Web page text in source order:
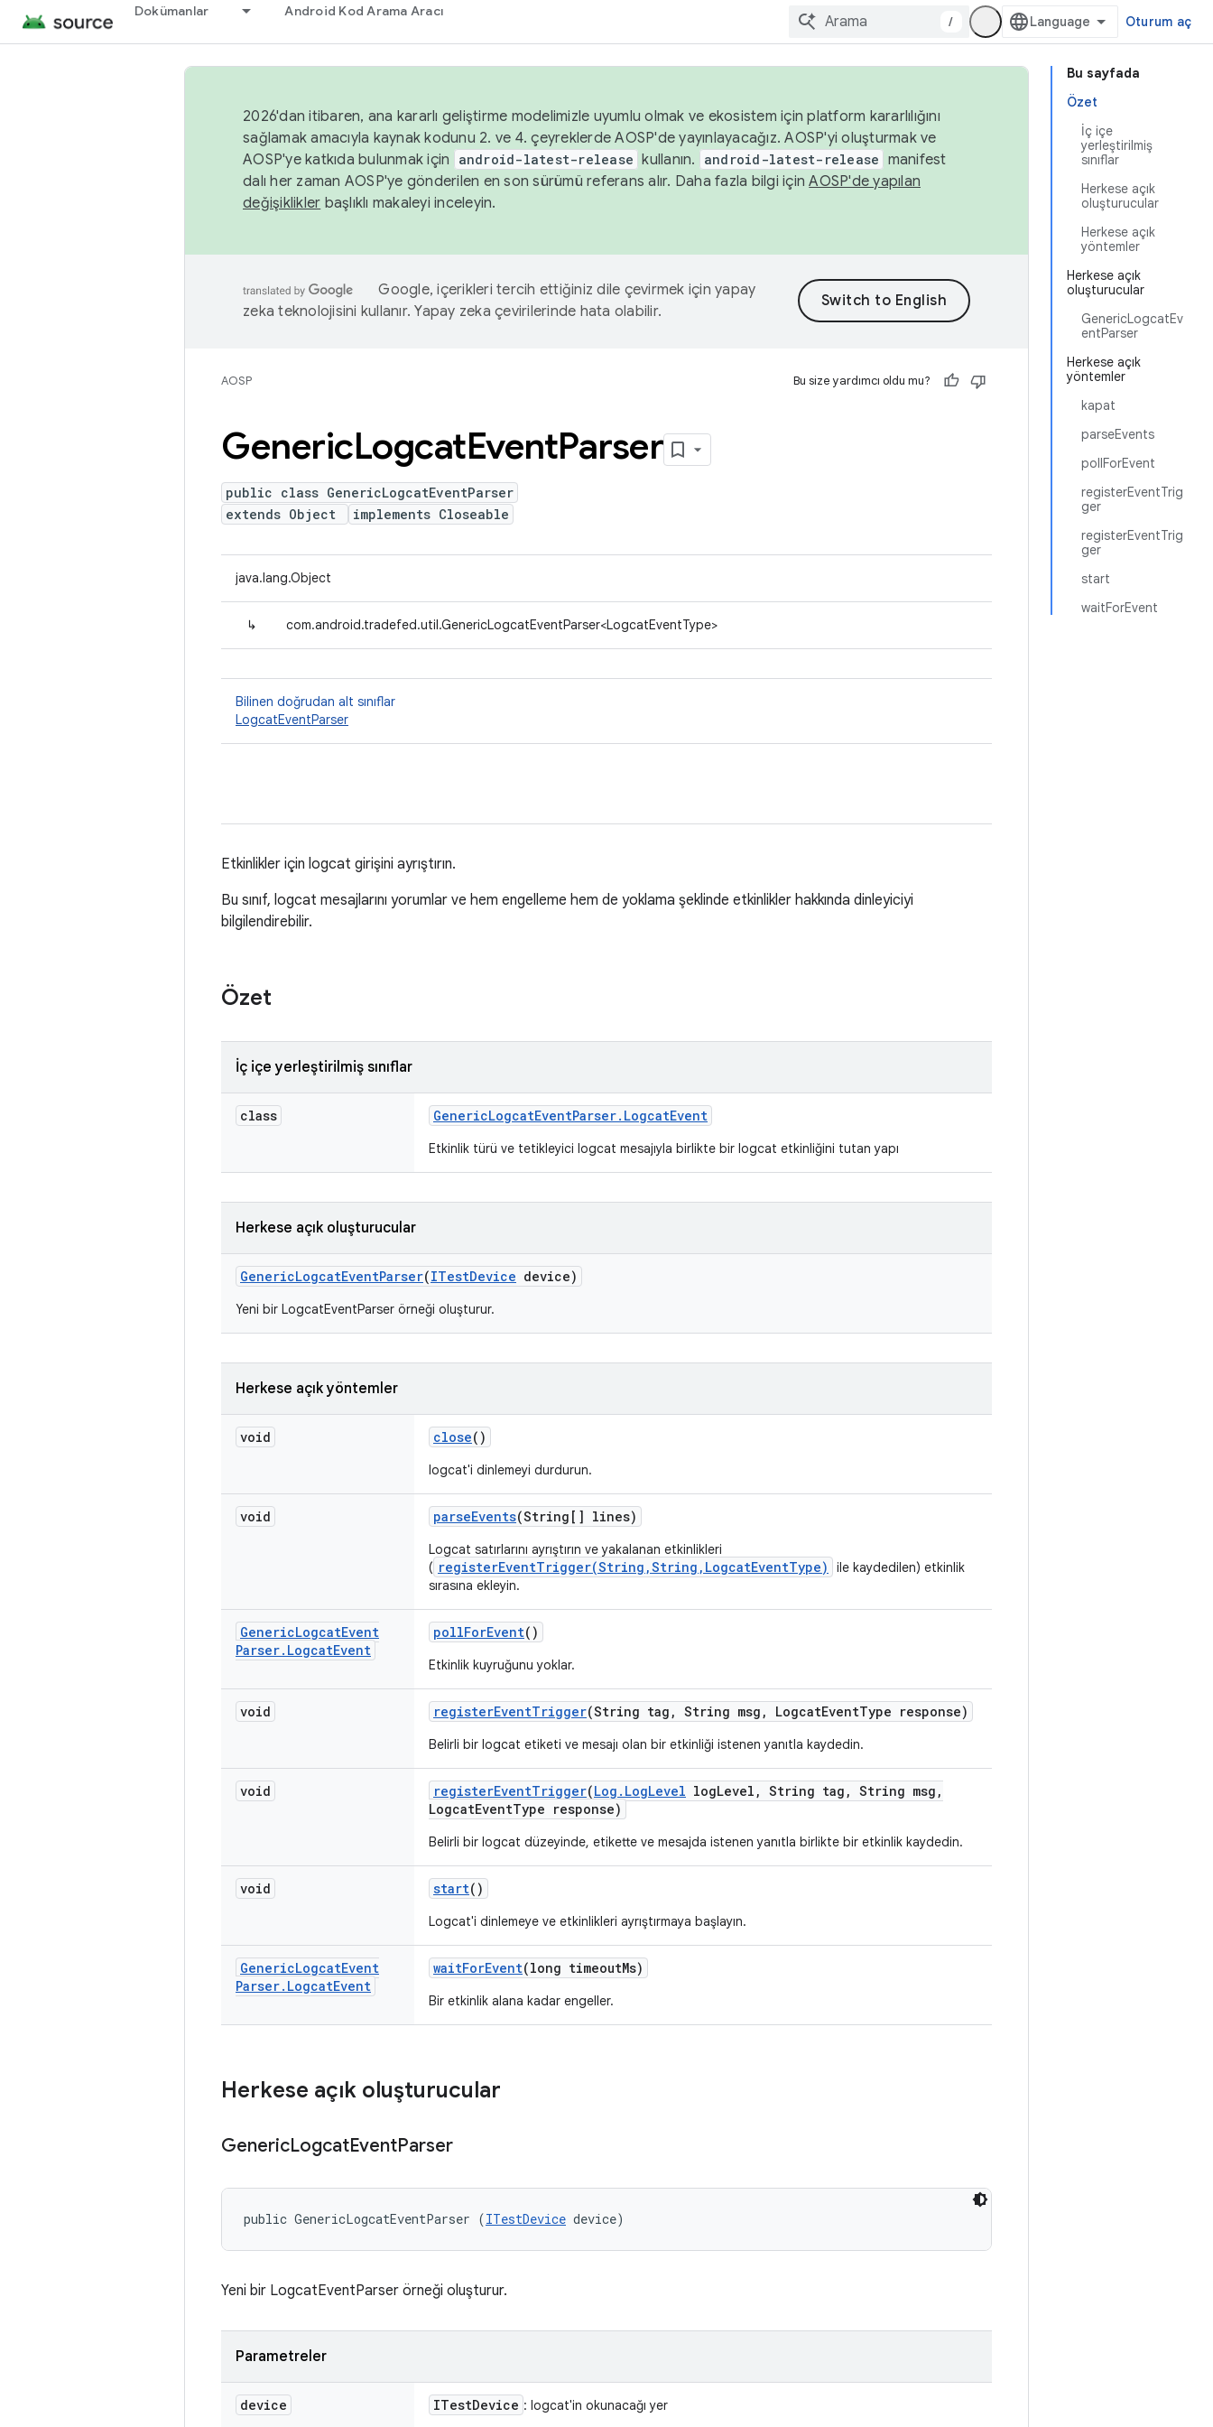
Dokümanlar Android Kod Arama Aracı
/ Oturum aç
Bu sayfada
Özet
İç içe
yerleştirilmiş
sınıflar
Herkese açık
oluşturucular
Herkese açık
yöntemler
Herkese açık
oluşturucular
GenericLogcatEv
entParser
Herkese açık
yöntemler
kapat
parseEvents
pollForEvent
registerEventTrig
ger
registerEventTrig
ger
start
waitForEvent
2026'dan itibaren, ana kararlı geliştirme modelimizle uyumlu olmak ve ekosistem için platform kararlılığını
sağlamak amacıyla kaynak kodunu 2. ve 4. çeyreklerde AOSP'de yayınlayacağız. AOSP'yi oluşturmak ve
AOSP'ye katkıda bulunmak için
android-latest-release kullanın. android-latest-release manifest
dalı her zaman AOSP'ye gönderilen en son sürümü referans alır. Daha fazla bilgi içinAOSP'de yapılan
değişiklikler başlıklı makaleyi inceleyin.
Google, içerikleri tercih ettiğiniz dile çevirmek için yapay
zeka teknolojisini kullanır. Yapay zeka çevirilerinde hata olabilir.
AOSP Bu size yardımcı oldu mu?
GenericLogcatEventParser
public class GenericLogcatEventParser
extends Object
implements Closeable
java.lang.Object
↳ com.android.tradefed.util.GenericLogcatEventParser<LogcatEventType>
Bilinen doğrudan alt sınıflar
LogcatEventParser
Etkinlikler için logcat girişini ayrıştırın.
Bu sınıf, logcat mesajlarını yorumlar ve hem engelleme hem de yoklama şeklinde etkinlikler hakkında dinleyiciyi
bilgilendirebilir.
Özet
İç içe yerleştirilmiş sınıflar
class GenericLogcatEventParser. LogcatEvent
Etkinlik türü ve tetikleyici logcat mesajıyla birlikte bir logcat etkinliğini tutan yapı
Herkese açık oluşturucular
GenericLogcatEventParser(ITestDevice device)
Yeni bir LogcatEventParser örneği oluşturur.
Herkese açık yöntemler
void close()
logcat'i dinlemeyi durdurun.
void parseEvents(String[] lines)
Logcat satırlarını ayrıştırın ve yakalanan etkinlikleri
( registerEventTrigger(String,String,LogcatEventType)
ile kaydedilen) etkinlik
sırasına ekleyin.
GenericLogcatEvent
Parser. LogcatEvent
pollForEvent()
Etkinlik kuyruğunu yoklar.
void registerEventTrigger(String tag , String msg , LogcatEventType response)
Belirli bir logcat etiketi ve mesajı olan bir etkinliği istenen yanıtla kaydedin.
void registerEventTrigger(Log . LogLevel logLevel , String tag , String msg ,
LogcatEventType response)
Belirli bir logcat düzeyinde, etikette ve mesajda istenen yanıtla birlikte bir etkinlik kaydedin.
void start()
Logcat'i dinlemeye ve etkinlikleri ayrıştırmaya başlayın.
GenericLogcatEvent
Parser. LogcatEvent
waitForEvent(long timeoutMs)
Bir etkinlik alana kadar engeller.
Herkese açık oluşturucular
GenericLogcatEventParser
public GenericLogcatEventParser (ITestDevice device)
Yeni bir LogcatEventParser örneği oluşturur.
Parametreler
device ITestDevice : logcat'in okunacağı yer